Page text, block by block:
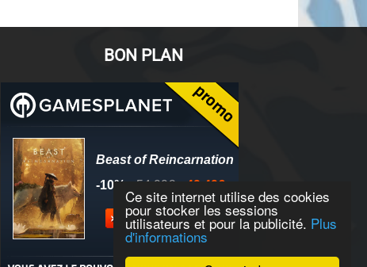
Ce site internet utilise des cookies
pour stocker les sessions
utilisateurs et pour la publicité. Plus
d'informations
BON PLAN